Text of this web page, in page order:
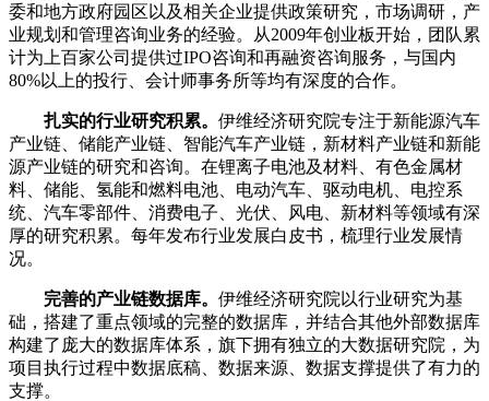
委和地方政府园区以及相关企业提供政策研究，市场调研，产
业规划和管理咨询业务的经验。从2009年创业板开始，团队累
计为上百家公司提供过IPO咨询和再融资咨询服务，与国内
80%以上的投行、会计师事务所等均有深度的合作。
扎实的行业研究积累。 伊维经济研究院专注于新能源汽车
产业链、储能产业链、智能汽车产业链，新材料产业链和新能
源产业链的研究和咨询。在锂离子电池及材料、有色金属材
料、储能、氢能和燃料电池、电动汽车、驱动电机、电控系
统、汽车零部件、消费电子、光伏、风电、新材料等领域有深
厚的研究积累。每年发布行业发展白皮书，梳理行业发展情
况。
完善的产业链数据库。 伊维经济研究院以行业研究为基
础，搭建了重点领域的完整的数据库，并结合其他外部数据库
构建了庞大的数据库体系，旗下拥有独立的大数据研究院，为
项目执行过程中数据底稿、数据来源、数据支撑提供了有力的
支撑。